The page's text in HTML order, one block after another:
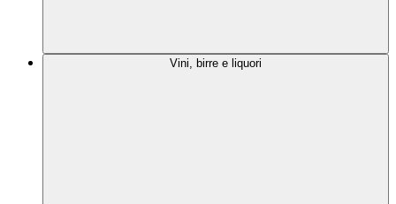
Vini, birre e liquori